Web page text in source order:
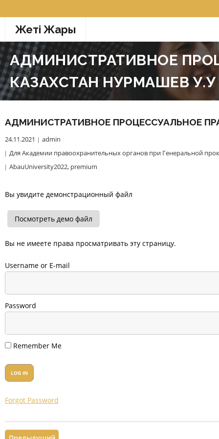
к
содержимому
Жетi Жарғы
АДМИНИСТРАТИВНОЕ
КАЗАХСТАН НУРМАШЕВ У.У
АДМИНИСТРАТИВНОЕ ПРОЦЕССУАЛЬНОЕ
24.11.2021
admin
Для Академии правоохранительных органов при Генеральной
AbauUniversity2022, premium
Вы увидите демонстрационный файл
Посмотреть демо файл
Вы не имеете права просматривать эту страницу.
Username or E-mail
Password
Remember Me
Forgot Password